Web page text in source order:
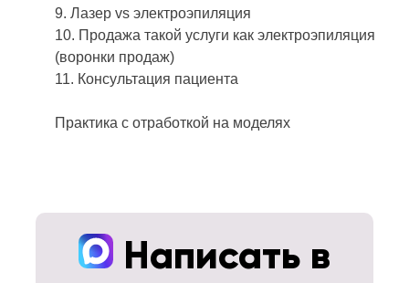
9. Лазер vs электроэпиляция
10. Продажа такой услуги как электроэпиляция
(воронки продаж)
11. Консультация пациента
Практика с отработкой на моделях
Написать в